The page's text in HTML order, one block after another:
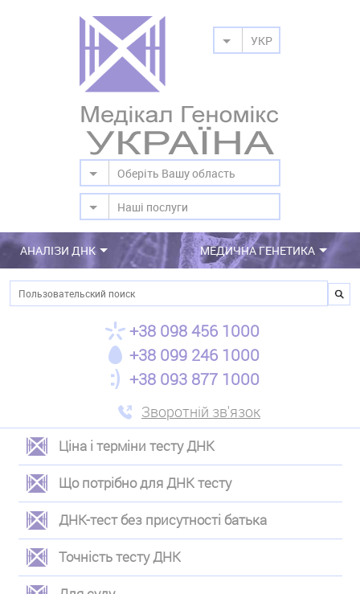
УКР
Оберіть Вашу область
Наші послуги
АНАЛІЗИ ДНК МЕДИЧНА ГЕНЕТИКА
Пошук
+38 098 456 1000
+38 099 246 1000
+38 093 877 1000
Зворотній зв'язок
ЛЕВОЕ
МЕНЮ
Ціна і терміни тесту ДНК
Що потрібно для ДНК тесту
ДНК-тест без присутності батька
Точність тесту ДНК